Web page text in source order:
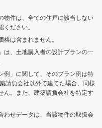
物件は、全ての住戸に該当しない
ださい。
は含まれません。
は、土地購入者の設計プランの一
例」に関して、そのプラン例は特
請負会社以外で建てた場合、同様
ん。また、建築請負会社を特定す
わせデータは、当該物件の取扱会